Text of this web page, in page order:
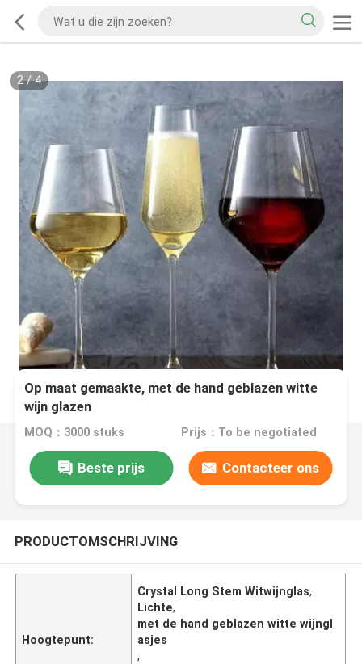
2/4
Op maat gemaakte, met de hand geblazen witte
wijn glazen
MOQ：3000 stuks Prijs：To be negotiated
Beste prijs Contacteer ons
PRODUCTOMSCHRIJVING
Hoogtepunt:
Crystal Long Stem Witwijnglas,
Lichte,
met de hand geblazen witte wijngl
asjes
,